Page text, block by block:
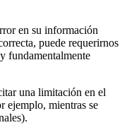
en su información
puede requerirnos
fundamentalmente
una limitación en el
ejemplo, mientras se